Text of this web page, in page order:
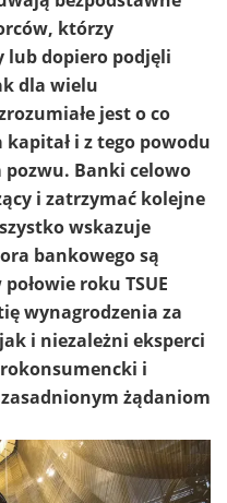
którzy
dopiero podjęli
dla wielu
jest o co
i z tego powodu
pozwu. Banki celowo
i zatrzymać kolejne
wskazuje
bankowego są
roku TSUE
wynagrodzenia za
i niezależni eksperci
i
żądaniom